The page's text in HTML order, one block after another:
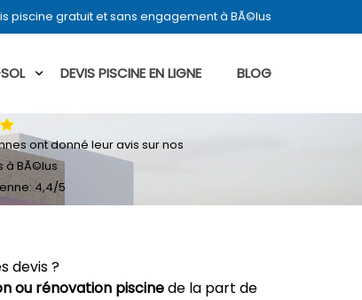
piscine gratuit et sans engagement à BÃ©lus
DEVIS PISCINE EN LIGNE BLOG
devis ?
ou rénovation piscinede la part de
ont donné leuravis sur nos
à BÃ©lus
4,4/5